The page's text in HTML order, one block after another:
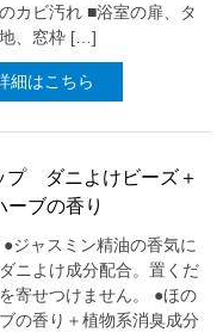
カビ汚れ ■浴室の扉、タ
、窓枠 […]
細はこちら
プ ダニよけビーズ＋
ブの香り
ジャスミン精油の香気に
ニよけ成分配合。置くだ
寄せつけません。 ●ほの
の香り＋植物系消臭成分